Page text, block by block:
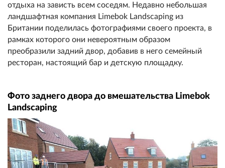
отдыха на зависть всем соседям. Недавно небольшая
ландшафтная компания Limebok Landscaping из
Британии поделилась фотографиями своего проекта, в
рамках которого они невероятным образом
преобразили задний двор, добавив в него семейный
ресторан, настоящий бар и детскую площадку.
Фото заднего двора до вмешательства Limebok
Landscaping